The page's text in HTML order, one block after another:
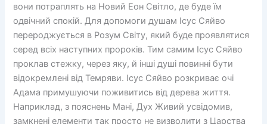
вони потраплять на Новий Еон Світло, де буде їм
одвічний спокій. Для допомоги душам Ісус Сяйво
перероджується в Розум Світу, який буде проявлятися
серед всіх наступних пророків. Тим самим Ісус Сяйво
проклав стежку, через яку, й інші душі повинні бути
відокремлені від Темряви. Ісус Сяйво розкриває очі
Адама примушуючи поживитись від дерева життя.
Наприклад, з пояснень Мані, Дух Живий усвідомив,
замкнені елементи так просто не визволити з Царства